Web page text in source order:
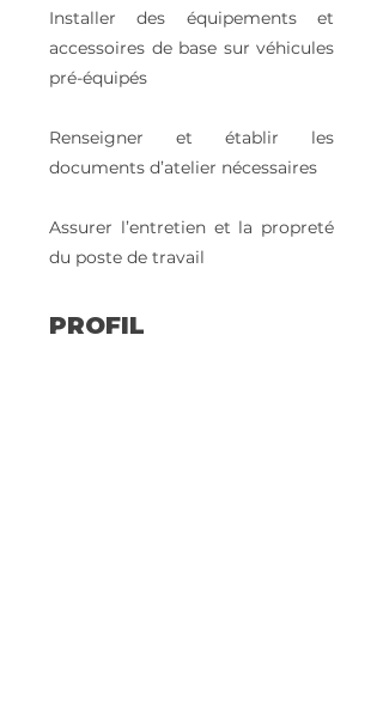
Installer des équipements et
accessoires de base sur véhicules
pré-équipés
Renseigner et établir les
documents d’atelier nécessaires
Assurer l’entretien et la propreté
du poste de travail
PROFIL